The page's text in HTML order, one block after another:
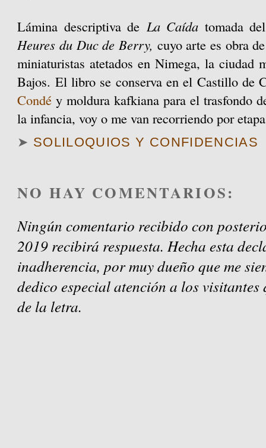
Lámina descriptiva de La Caída tomada
Heures du Duc de Berry, cuyo arte es obra
miniaturistas atetados en Nimega, la ciudad
Bajos. El libro se conserva en el Castillo de
Condé y moldura kafkiana para el trasfondo
la infancia, voy o me van recorriendo por
➤ SOLILOQUIOS Y CONFIDENCIAS
NO HAY COMENTARIOS:
Ningún comentario recibido con
2019 recibirá respuesta. Hecha esta
inadherencia, por muy dueño que me
dedico especial atención a los
de la letra.